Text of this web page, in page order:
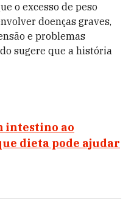
o excesso de peso
doenças graves,
e problemas
sugere que a história
intestino ao
dieta pode ajudar